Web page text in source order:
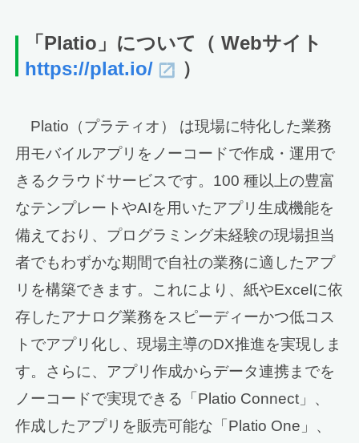
「Platio」について
（ Webサイト
https://plat.io/
）
Platio（プラティオ） は現場に特化した業務
用モバイルアプリをノーコードで作成・運用で
きるクラウドサービスです。100 種以上の豊富
なテンプレートやAIを用いたアプリ生成機能を
備えており、プログラミング未経験の現場担当
者でもわずかな期間で自社の業務に適したアプ
リを構築できます。これにより、紙やExcelに依
存したアナログ業務をスピーディーかつ低コス
トでアプリ化し、現場主導のDX推進を実現しま
す。さらに、アプリ作成からデータ連携までを
ノーコードで実現できる「Platio Connect」、
作成したアプリを販売可能な「Platio One」、